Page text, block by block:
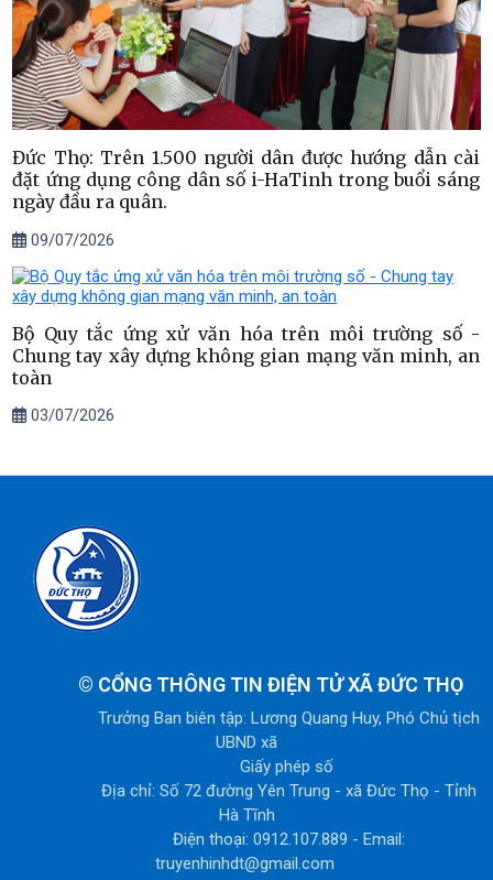
Đức Thọ: Trên 1.500 người dân được hướng dẫn cài
đặt ứng dụng công dân số i-HaTinh trong buổi sáng
ngày đầu ra quân.
09/07/2026
Bộ Quy tắc ứng xử văn hóa trên môi trường số -
Chung tay xây dựng không gian mạng văn minh, an
toàn
03/07/2026
© CỔNG THÔNG TIN ĐIỆN TỬ XÃ ĐỨC THỌ
Trưởng Ban biên tập: Lương Quang Huy, Phó Chủ tịch
UBND xã
Giấy phép số
Địa chỉ: Số 72 đường Yên Trung - xã Đức Thọ - Tỉnh
Hà Tĩnh
Điện thoại: 0912.107.889 - Email:
truyenhinhdt@gmail.com